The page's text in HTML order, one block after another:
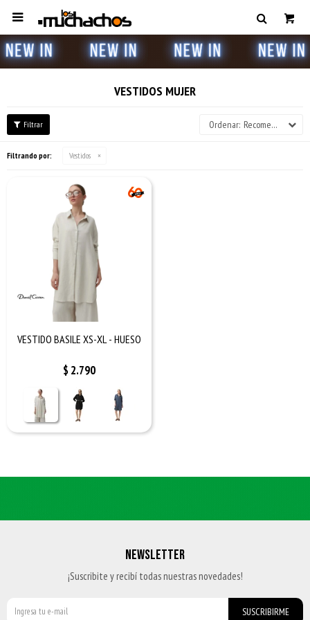

VESTIDOS MUJER
Recomendados
Filtrando por: Vestidos
VESTIDO BASILE XS-XL - HUESO
$ 2.790
NEWSLETTER
¡Suscribite y recibí todas nuestras novedades!
SUSCRIBIRME